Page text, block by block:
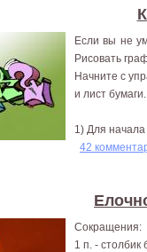
Если вы не
Рисовать
Начните с
и лист бумаги.
1) Для начала
42
Сокращения:
1 п. - столбик